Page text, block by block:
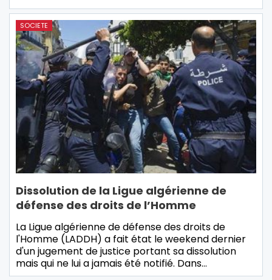
SOCIETE
Dissolution de la Ligue algérienne de
défense des droits de l’Homme
La Ligue algérienne de défense des droits de
l'Homme (LADDH) a fait état le weekend dernier
d'un jugement de justice portant sa dissolution
mais qui ne lui a jamais été notifié. Dans…